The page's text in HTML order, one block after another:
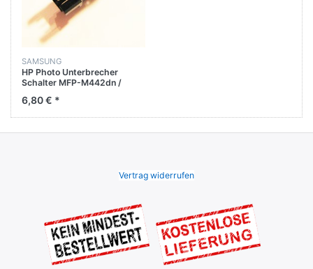
SAMSUNG
HP Photo Unterbrecher
Schalter MFP-M442dn /
6,80 € *
Vertrag widerrufen